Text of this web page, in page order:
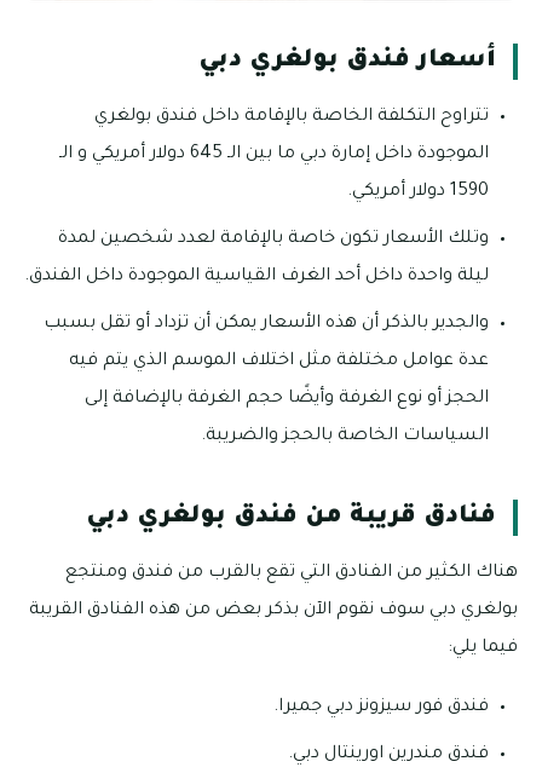
أسعار فندق بولغري دبي
تتراوح التكلفة الخاصة بالإقامة داخل فندق بولغري
الموجودة داخل إمارة دبي ما بين الـ 645 دولار أمريكي و الـ
1590 دولار أمريكي.
وتلك الأسعار تكون خاصة بالإقامة لعدد شخصين لمدة
ليلة واحدة داخل أحد الغرف القياسية الموجودة داخل الفندق.
والجدير بالذكر أن هذه الأسعار يمكن أن تزداد أو تقل بسبب
عدة عوامل مختلفة مثل اختلاف الموسم الذي يتم فيه
الحجز أو نوع الغرفة وأيضًا حجم الغرفة بالإضافة إلى
السياسات الخاصة بالحجز والضريبة.
فنادق قريبة من فندق بولغري دبي
هناك الكثير من الفنادق التي تقع بالقرب من فندق ومنتجع
بولغري دبي سوف نقوم الآن بذكر بعض من هذه الفنادق القريبة
فيما يلي:
فندق فور سيزونز دبي جميرا.
فندق مندرين اورينتال دبي.